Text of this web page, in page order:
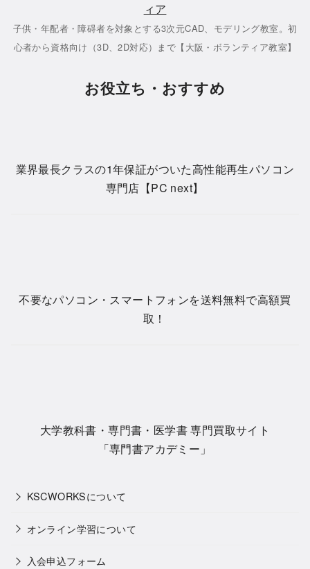
ィア
子供・年配者・障碍者を対象とする3次元CAD、モデリング教室。初
心者から資格向け（3D、2D対応）まで【大阪・ボランティア教室】
お役立ち・おすすめ
業界最長クラスの1年保証がついた高性能再生パソコン
専門店【PC next】
不要なパソコン・スマートフォンを送料無料で高額買
取！
大学教科書・専門書・医学書 専門買取サイト
「専門書アカデミー」
KSCWORKSについて
オンライン学習について
入会申込フォーム